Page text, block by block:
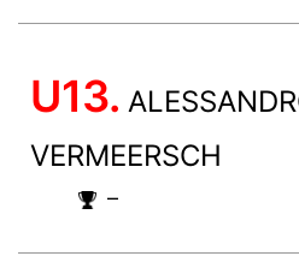
U13.
VERMEERSCH
–